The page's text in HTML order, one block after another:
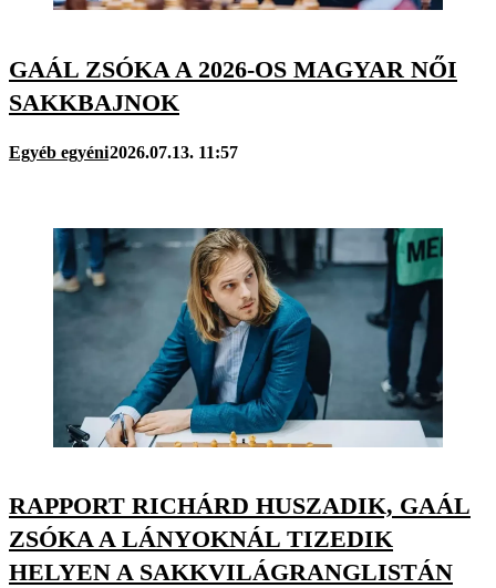
GAÁL ZSÓKA A 2026-OS MAGYAR NŐI
SAKKBAJNOK
Egyéb egyéni2026.07.13. 11:57
RAPPORT RICHÁRD HUSZADIK, GAÁL
ZSÓKA A LÁNYOKNÁL TIZEDIK
HELYEN A SAKKVILÁGRANGLISTÁN